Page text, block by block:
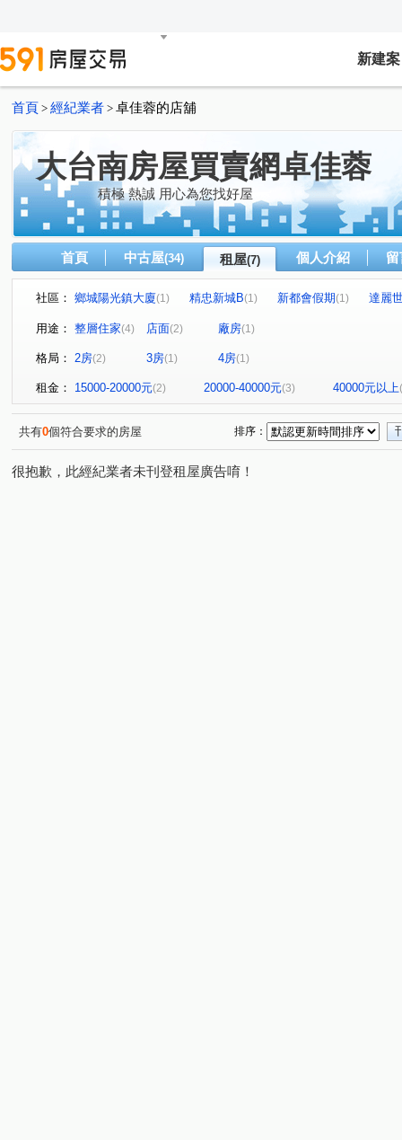
新建案
首頁 > 經紀業者 > 卓佳蓉的店舖
大台南房屋買賣網卓佳蓉
積極 熱誠 用心為您找好屋
首頁 中古屋(34) 租屋(7) 個人介紹
社區： 鄉城陽光鎮大廈(1) 精忠新城B(1) 新都會假期(1)
達麗
中正二街
(1)
用途： 整層住家(4) 店面(2) 廠房(1)
格局： 2房(2) 3房(1) 4房(1)
租金： 15000-20000元(2) 20000-40000元(3) 40000元以上
共有0個符合要求的房屋 排序：
很抱歉，此經紀業者未刊登租屋廣告唷！